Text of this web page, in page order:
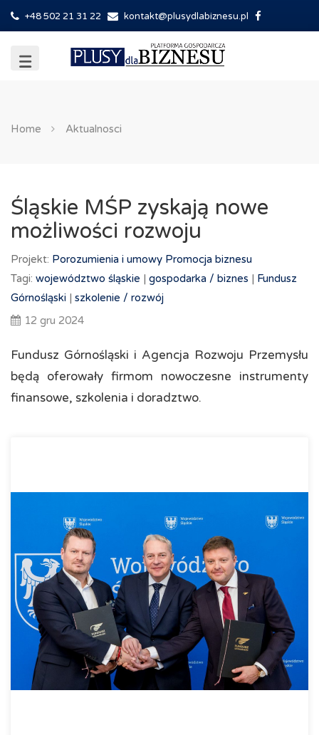
+48 502 21 31 22 kontakt@plusydlabiznesu.pl
Home Aktualnosci
Śląskie MŚP zyskają nowe
możliwości rozwoju
Projekt: Porozumienia i umowy Promocja biznesu
Tagi: województwo śląskie | gospodarka / biznes | Fundusz
Górnośląski | szkolenie / rozwój
12 gru 2024
Fundusz Górnośląski i Agencja Rozwoju Przemysłu
będą oferowały firmom nowoczesne instrumenty
finansowe, szkolenia i doradztwo.